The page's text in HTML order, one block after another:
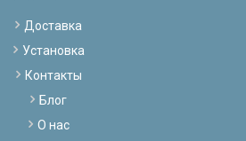
Доставка
Установка
Контакты
Блог
О нас